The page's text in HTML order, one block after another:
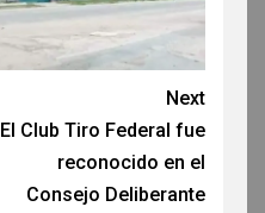
Next
El Club Tiro Federal fue
reconocido en el
Consejo Deliberante